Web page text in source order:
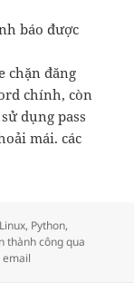
báo được
chặn đăng
chính, còn
dụng pass
mái. các
Linux, Python,
thành công qua
email